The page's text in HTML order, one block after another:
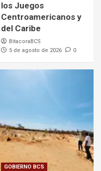
los Juegos
Centroamericanos y
del Caribe
BitacoraBCS
5 de agosto de 2026
0
GOBIERNO BCS